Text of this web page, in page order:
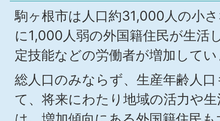
駒ヶ根市は人口約31,000人の小
に1,000人弱の外国籍住民が生活
定技能などの労働者が増加して
総人口のみならず、生産年齢人
て、将来にわたり地域の活力や